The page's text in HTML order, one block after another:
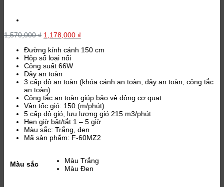
1,570,000₫ Giá
là:
1,570,000 ₫.
1,178,000 ₫
tại
Đường kính cánh 150 cm
Hộp số loại nổi
Công suất 66W
Dây an toàn
3 cấp độ an toàn (khóa cánh an toàn, dây an toàn, công tắc
an toàn)
Công tắc an toàn giúp bảo vệ động cơ quạt
Vận tốc gió: 150 (m/phút)
5 cấp độ gió, lưu lượng gió 215 m3/phút
Hẹn giờ bật/tắt 1 – 5 giờ
Màu sắc: Trắng, đen
Mã sản phẩm: F-60MZ2
Màu sắc
Màu Trắng
Màu Đen